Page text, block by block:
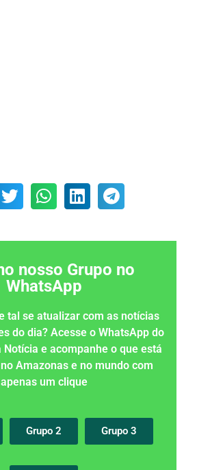
nosso Grupo no
WhatsApp
tal se atualizar com as notícias
do dia? Acesse o WhatsApp do
Notícia e acompanhe o que está
Amazonas e no mundo com
apenas um clique
Grupo 2 Grupo 3